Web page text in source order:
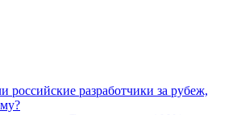
российские разработчики за рубеж,